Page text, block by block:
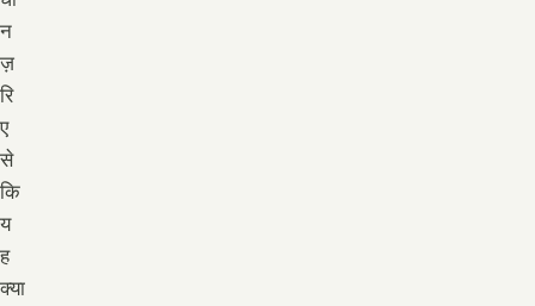
न
ज़
रि
ए
से
कि
य
ह
क्या